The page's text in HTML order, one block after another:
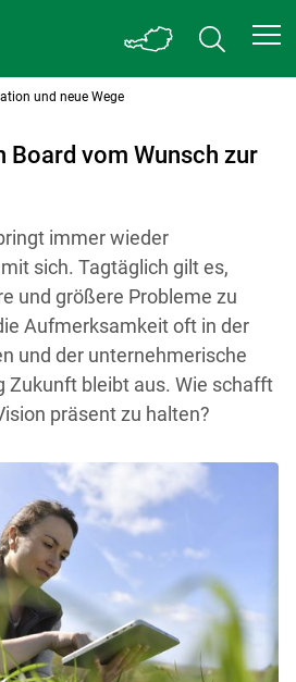
und neue Wege
Board vom Wunsch zur
immer wieder
sich. Tagtäglich gilt es,
und größere Probleme zu
Aufmerksamkeit oft in der
und der unternehmerische
Zukunft bleibt aus. Wie schafft
präsent zu halten?